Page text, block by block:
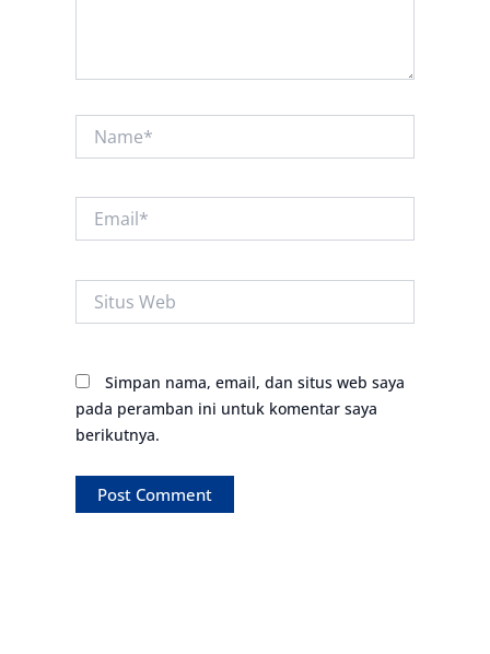
Situs
Web
Simpan nama, email, dan situs web saya
pada peramban ini untuk komentar saya
berikutnya.